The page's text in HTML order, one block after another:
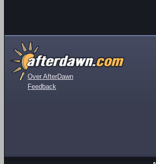
Over AfterDawn
Feedback